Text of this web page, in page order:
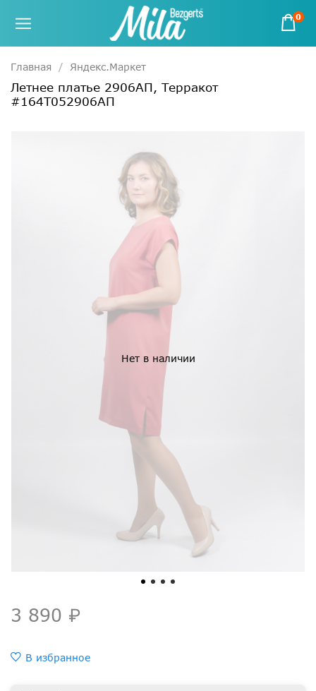
0
Главная Яндекс.Маркет
Летнее платье 2906АП, Терракот
#164Т052906АП
Нет в наличии
3 890 ₽
В избранное